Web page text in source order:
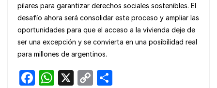
pilares para garantizar derechos sociales sostenibles. El
desafío ahora será consolidar este proceso y ampliar las
oportunidades para que el acceso a la vivienda deje de
ser una excepción y se convierta en una posibilidad real
para millones de argentinos.
F
W X
C